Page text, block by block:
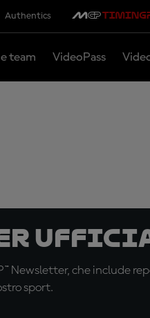
Authentics
team VideoPass
Newsletter, che include
sport.